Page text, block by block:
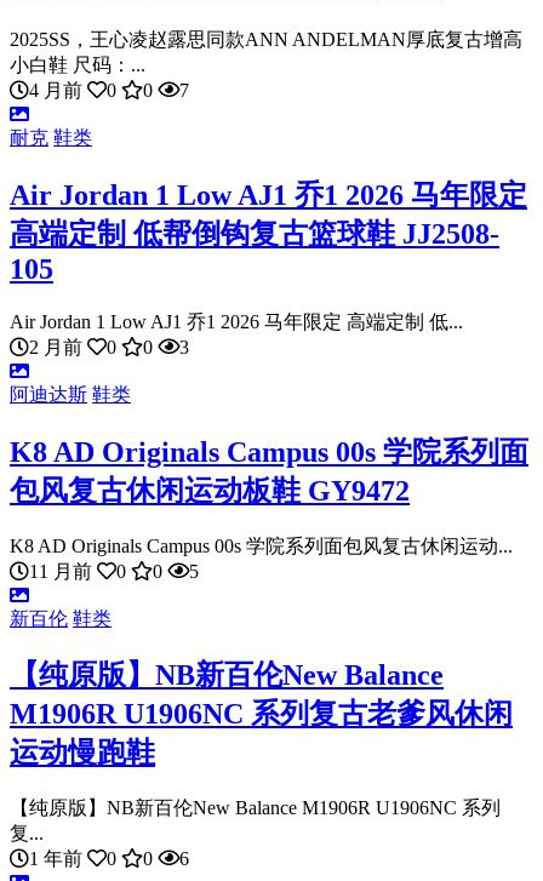
2025SS，王心凌赵露思同款ANN ANDELMAN厚底复古增高
小白鞋 尺码：...
4 月前
0 0 7
耐克 鞋类
Air Jordan 1 Low AJ1 乔1 2026 马年限定
高端定制 低帮倒钩复古篮球鞋 JJ2508-
105
Air Jordan 1 Low AJ1 乔1 2026 马年限定 高端定制 低...
2 月前
0 0 3
阿迪达斯 鞋类
K8 AD Originals Campus 00s 学院系列面
包风复古休闲运动板鞋 GY9472
K8 AD Originals Campus 00s 学院系列面包风复古休闲运动...
11 月前
0 0 5
新百伦 鞋类
【纯原版】NB新百伦New Balance
M1906R U1906NC 系列复古老爹风休闲
运动慢跑鞋
【纯原版】NB新百伦New Balance M1906R U1906NC 系列
复...
1 年前
0 0 6